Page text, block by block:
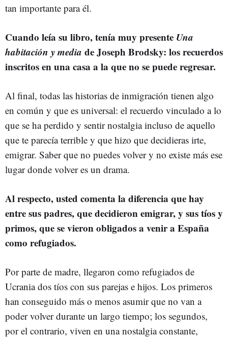
tan importante para él.
Cuando leía su libro, tenía muy presente Una
habitación y media de Joseph Brodsky: los recuerdos
inscritos en una casa a la que no se puede regresar.
Al final, todas las historias de inmigración tienen algo
en común y que es universal: el recuerdo vinculado a lo
que se ha perdido y sentir nostalgia incluso de aquello
que te parecía terrible y que hizo que decidieras irte,
emigrar. Saber que no puedes volver y no existe más ese
lugar donde volver es un drama.
Al respecto, usted comenta la diferencia que hay
entre sus padres, que decidieron emigrar, y sus tíos y
primos, que se vieron obligados a venir a España
como refugiados.
Por parte de madre, llegaron como refugiados de
Ucrania dos tíos con sus parejas e hijos. Los primeros
han conseguido más o menos asumir que no van a
poder volver durante un largo tiempo; los segundos,
por el contrario, viven en una nostalgia constante,